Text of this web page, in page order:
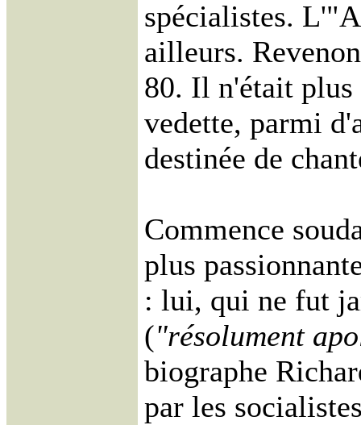
spécialistes.
ailleurs.
80. Il n'était plus
vedette, parmi
destinée de
Commence
plus
: lui, qui ne fut
("résolument
biographe
par les